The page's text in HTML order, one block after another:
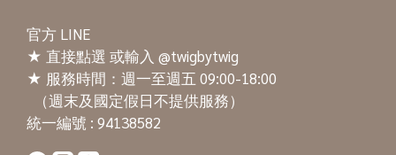
官方 LINE
★ 直接點選 或輸入 @twigbytwig
★ 服務時間：週一至週五 09:00-18:00
（週末及國定假日不提供服務）
統一編號 : 94138582